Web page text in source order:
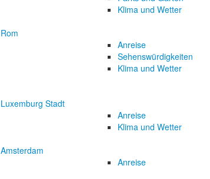
Klima und Wetter
Rom
Anreise
Sehenswürdigkeiten
Klima und Wetter
Luxemburg Stadt
Anreise
Klima und Wetter
Amsterdam
Anreise